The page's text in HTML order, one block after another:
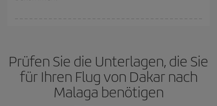
früherSie Ihre Flüge buchen. Wenn Sie außerdem bei der Suche
nach Flügen die Reisedaten und -zeiten ein wenig offen lassen,
können Sie unter den günstigsten Preisen wählen.
Prüfen Sie die Unterlagen, die Sie
für Ihren Flug von Dakar nach
Malaga benötigen